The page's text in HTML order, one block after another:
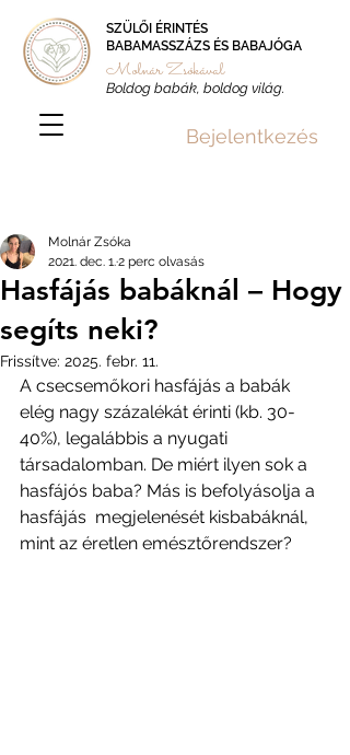
SZÜLŐI ÉRINTÉS
BABAMASSZÁZS ÉS BABAJÓGA
Boldog babák, boldog világ.
Molnár Zsókával
Bejelentkezés
Hasfájás babáknál – Hogy
segíts neki?
Molnár Zsóka
2021. dec. 1.2 perc olvasás
Frissítve: 2025. febr. 11.
A csecsemőkori hasfájás a babák
elég nagy százalékát érinti (kb. 30-
40%), legalábbis a nyugati
társadalomban. De miért ilyen sok a
hasfájós baba? Más is befolyásolja a
hasfájás  megjelenését kisbabáknál,
mint az éretlen emésztőrendszer?